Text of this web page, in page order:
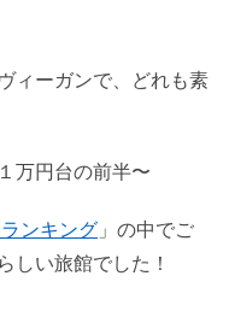
ィーガンで、どれも素
万円台の前半〜
ンキング 」の中でご
しい旅館でした！